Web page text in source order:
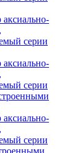
cерии
cерии
cерии